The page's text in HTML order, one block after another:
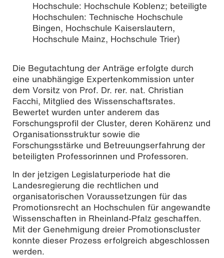
Hochschule: Hochschule Koblenz; beteiligte
Hochschulen: Technische Hochschule
Bingen, Hochschule Kaiserslautern,
Hochschule Mainz, Hochschule Trier)
Die Begutachtung der Anträge erfolgte durch
eine unabhängige Expertenkommission unter
dem Vorsitz von Prof. Dr. rer. nat. Christian
Facchi, Mitglied des Wissenschaftsrates.
Bewertet wurden unter anderem das
Forschungsprofil der Cluster, deren Kohärenz und
Organisationsstruktur sowie die
Forschungsstärke und Betreuungserfahrung der
beteiligten Professorinnen und Professoren.
In der jetzigen Legislaturperiode hat die
Landesregierung die rechtlichen und
organisatorischen Voraussetzungen für das
Promotionsrecht an Hochschulen für angewandte
Wissenschaften in Rheinland-Pfalz geschaffen.
Mit der Genehmigung dreier Promotionscluster
konnte dieser Prozess erfolgreich abgeschlossen
werden.